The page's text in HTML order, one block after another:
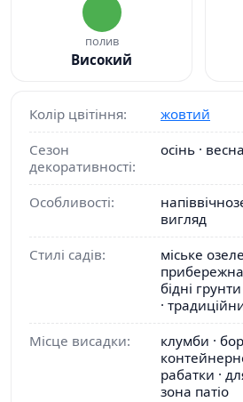
полив
Високий
Колір цвітіння:
жовтий
Сезон
декоративності:
осінь ·
Особливості:
вигляд
Стилі садів:
міське
прибережна
бідні
·
Місце висадки:
клумби ·
рабатки ·
зона патіо